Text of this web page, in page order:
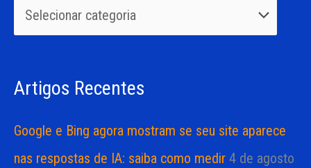
i
a
r
sArtigos Recentes
Google e Bing agora mostram se seu site aparece
nas respostas de IA: saiba como medir 4 de agosto